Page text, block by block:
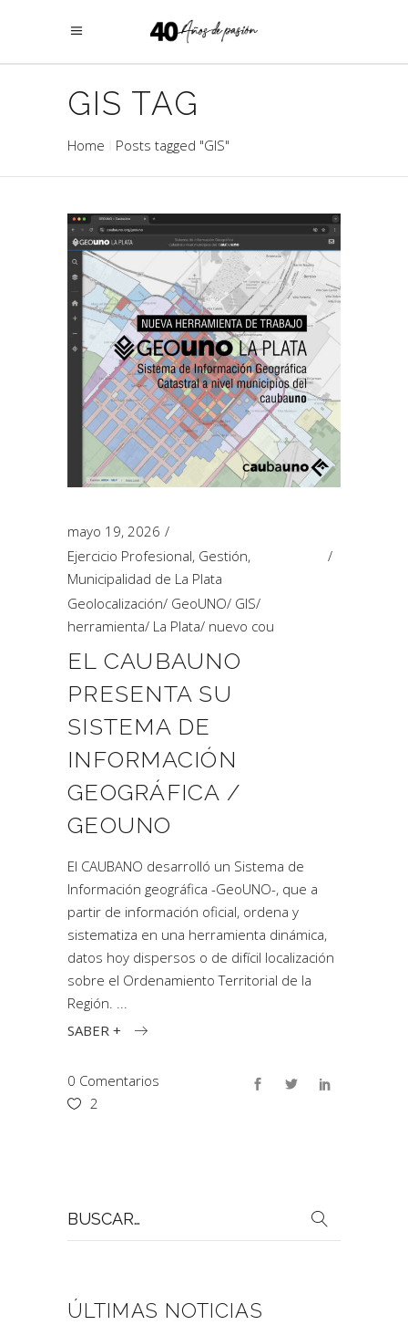
GIS TAG
Home Posts tagged "GIS"
mayo 19, 2026
Ejercicio Profesional, Gestión,
Municipalidad de La Plata
Geolocalización/ GeoUNO/ GIS/
herramienta/ La Plata/ nuevo cou
EL CAUBAUNO
PRESENTA SU
SISTEMA DE
INFORMACIÓN
GEOGRÁFICA /
GEOUNO
El CAUBANO desarrolló un Sistema de
Información geográfica -GeoUNO-, que a
partir de información oficial, ordena y
sistematiza en una herramienta dinámica,
datos hoy dispersos o de difícil localización
sobre el Ordenamiento Territorial de la
Región.
SABER +
0 Comentarios
2
por:
ÚLTIMAS NOTICIAS